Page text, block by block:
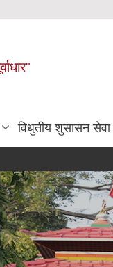
विधुतीय शुसासन सेवा